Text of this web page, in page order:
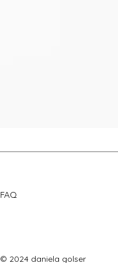
FAQ
© 2024 daniela golser